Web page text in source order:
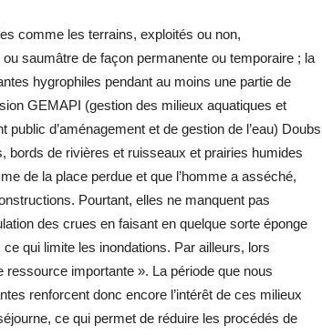
comme les terrains, exploités ou non,
saumâtre de façon permanente ou temporaire ; la
hygrophiles pendant au moins une partie de
GEMAPI (gestion des milieux aquatiques et
d’aménagement et de gestion de l’eau) Doubs
bords de rivières et ruisseaux et prairies humides
de la place perdue et que l’homme a asséché,
Pourtant, elles ne manquent pas
des crues en faisant en quelque sorte éponge
qui limite les inondations. Par ailleurs, lors
ressource importante ». La période que nous
renforcent donc encore l’intérêt de ces milieux
ce qui permet de réduire les procédés de